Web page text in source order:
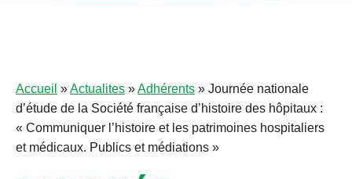
Accueil »Actualites »Adhérents » Journée nationale
d’étude de la Société française d’histoire des hôpitaux :
« Communiquer l’histoire et les patrimoines hospitaliers
et médicaux. Publics et médiations »